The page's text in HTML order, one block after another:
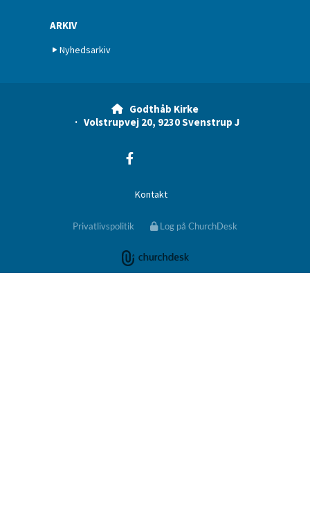
ARKIV
Nyhedsarkiv

Godthåb Kirke
· Volstrupvej 20, 9230 Svenstrup J
Kontakt
Privatlivspolitik Log på ChurchDesk